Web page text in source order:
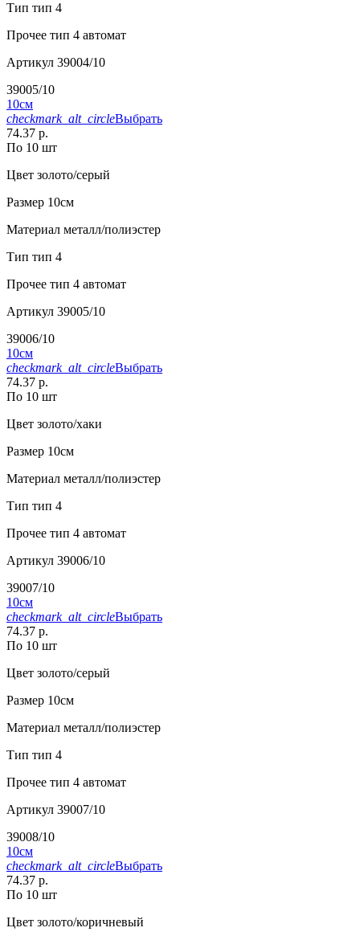
Тип тип 4
Прочее тип 4 автомат
Артикул 39004/10
39005/10
10см
checkmark_alt_circleВыбрать
74.37 р.
По 10 шт
Цвет золото/серый
Размер 10см
Материал металл/полиэстер
Тип тип 4
Прочее тип 4 автомат
Артикул 39005/10
39006/10
10см
checkmark_alt_circleВыбрать
74.37 р.
По 10 шт
Цвет золото/хаки
Размер 10см
Материал металл/полиэстер
Тип тип 4
Прочее тип 4 автомат
Артикул 39006/10
39007/10
10см
checkmark_alt_circleВыбрать
74.37 р.
По 10 шт
Цвет золото/серый
Размер 10см
Материал металл/полиэстер
Тип тип 4
Прочее тип 4 автомат
Артикул 39007/10
39008/10
10см
checkmark_alt_circleВыбрать
74.37 р.
По 10 шт
Цвет золото/коричневый